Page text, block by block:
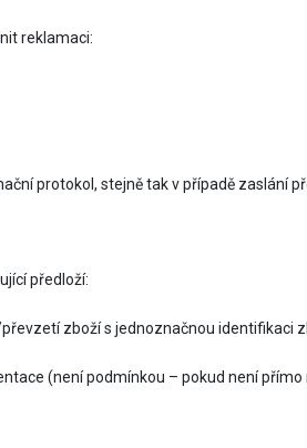
reklamaci:
protokol, stejně tak v případě zaslání
předloží:
zboží s jednoznačnou identifikaci
(není podmínkou – pokud není